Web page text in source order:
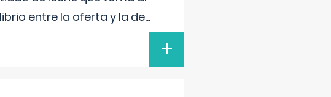
entre la oferta y la de...
+